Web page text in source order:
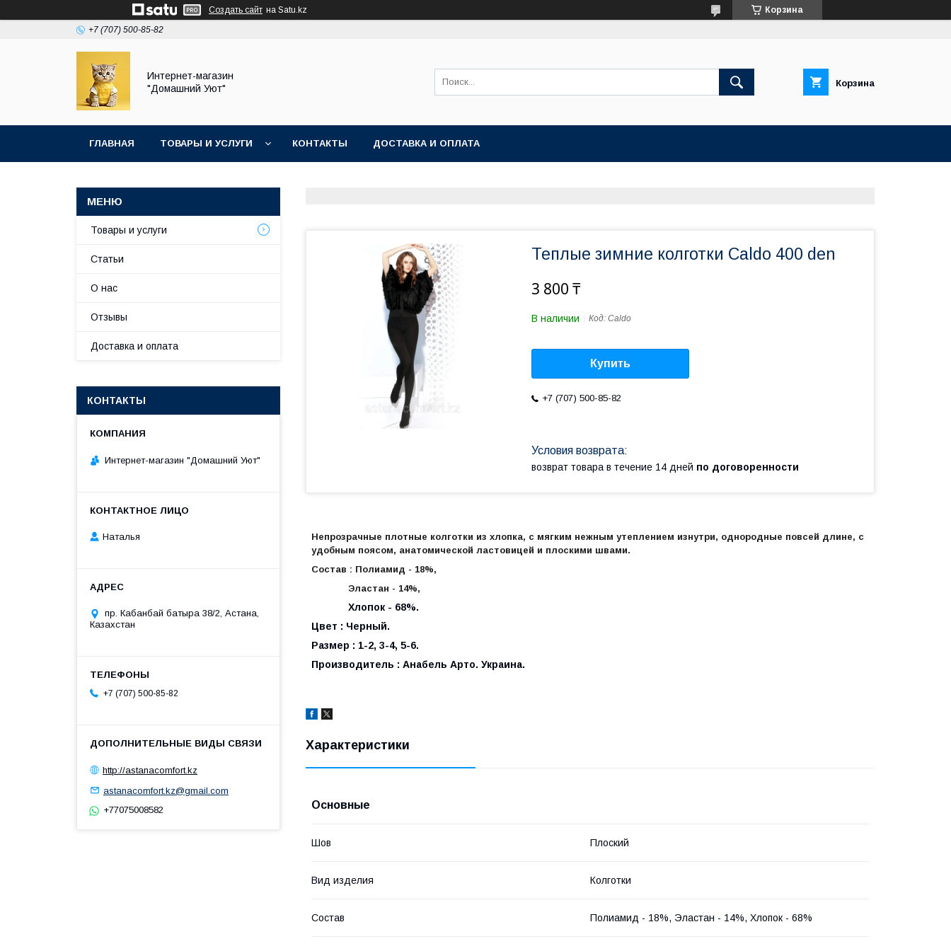
Создать сайт на Satu.kz Корзина
+7 (707) 500-85-82
Интернет-магазин
"Домашний Уют"
Корзина
ГЛАВНАЯ ТОВАРЫ И УСЛУГИ КОНТАКТЫ ДОСТАВКА И ОПЛАТА
Теплые зимние колготки Caldo 400 den
3 800 ₸
В наличии Код: Caldo
Купить
+7 (707) 500-85-82
возврат товара в течение 14 дней по договоренности
Непрозрачные плотные колготки из хлопка, с мягким нежным утеплением изнутри, однородные повсей длине, с
удобным поясом, анатомической ластовицей и плоскими швами.
Состав : Полиамид - 18%,
Эластан - 14%,
Хлопок - 68%.
Цвет : Черный.
Размер : 1-2, 3-4, 5-6.
Производитель : Анабель Арто. Украина.
Характеристики
Основные
Шов Плоский
Вид изделия Колготки
Состав Полиамид - 18%, Эластан - 14%, Хлопок - 68%
Товары и услуги
Статьи
О нас
Отзывы
Доставка и оплата
КОНТАКТЫ
Интернет-магазин "Домашний Уют"
Наталья
пр. Кабанбай батыра 38/2, Астана,
Казахстан
+7 (707) 500-85-82
http://astanacomfort.kz
astanacomfort.kz@gmail.com
+77075008582